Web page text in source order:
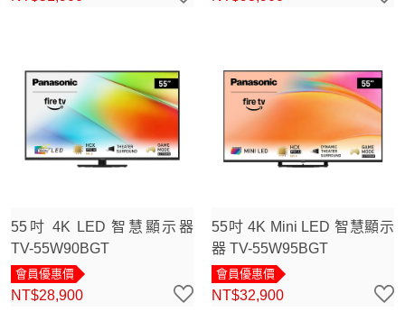
55吋 4K LED 智慧顯示器
TV-55W90BGT
會員優惠價
NT$28,900
55吋 4K Mini LED 智慧顯示
器 TV-55W95BGT
會員優惠價
NT$32,900